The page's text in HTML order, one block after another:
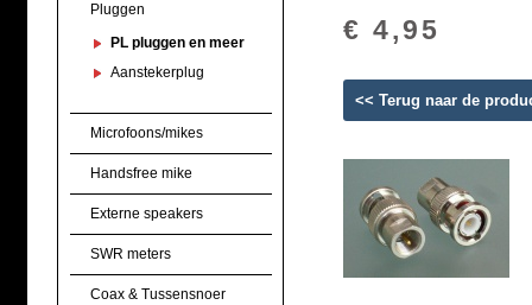
Pluggen
PL pluggen en meer
Aanstekerplug
Microfoons/mikes
Handsfree mike
Externe speakers
SWR meters
Coax & Tussensnoer
€ 4,95
<< Terug naar de